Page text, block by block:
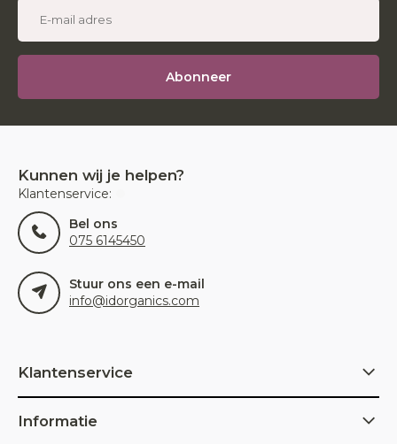
Abonneer
Kunnen wij je helpen?
Klantenservice:
Bel ons
075 6145450
Stuur ons een e-mail
info@idorganics.com
Klantenservice
Informatie